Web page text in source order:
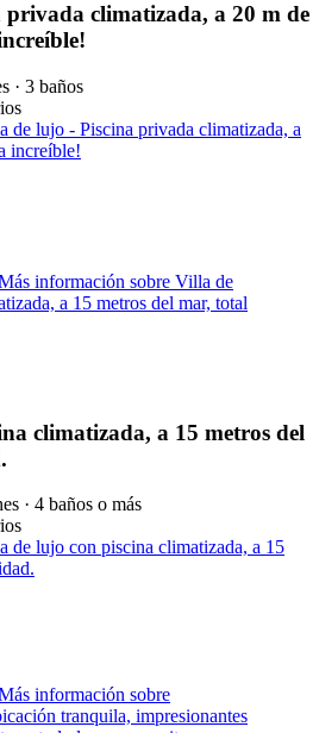
climatizada, a 20 m de
· 3 baños
de lujo - Piscina privada climatizada, a
increíble!
información sobre Villa de
a 15 metros del mar, total
climatizada, a 15 metros del
· 4 baños o más
de lujo con piscina climatizada, a 15
información sobre
tranquila, impresionantes